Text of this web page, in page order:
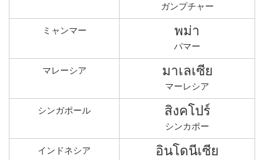
ガンプチャー
ミャンマー พม่า
パマー
マレーシア มาเลเซีย
マーレシア
シンガポール สิงคโปร์
シンカポー
インドネシア อินโดนีเซีย